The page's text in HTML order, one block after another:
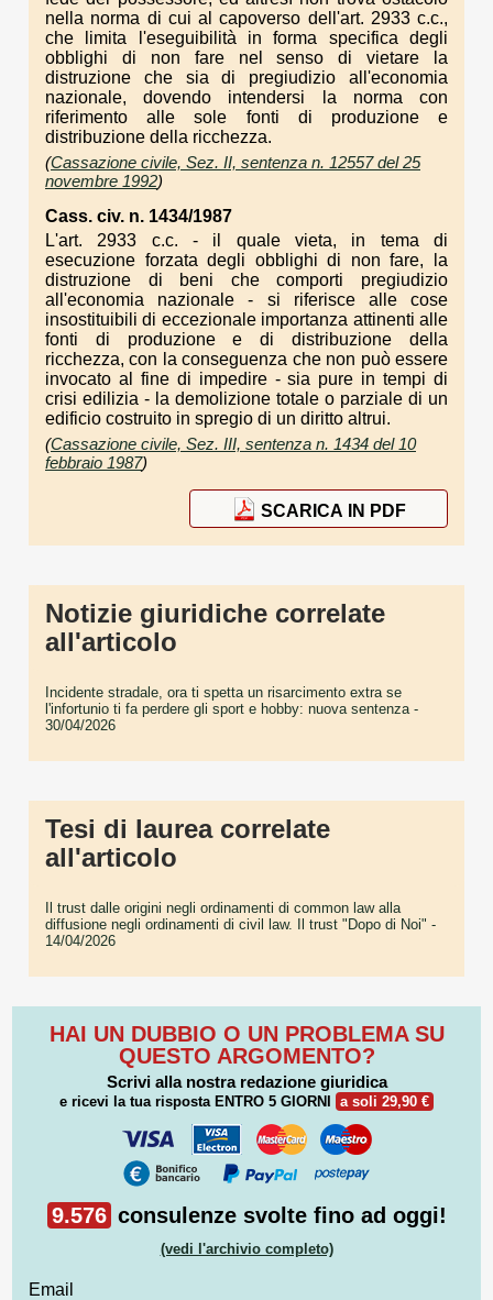
nella norma di cui al capoverso dell'art. 2933 c.c.,
che limita l'eseguibilità in forma specifica degli
obblighi di non fare nel senso di vietare la
distruzione che sia di pregiudizio all'economia
nazionale, dovendo intendersi la norma con
riferimento alle sole fonti di produzione e
distribuzione della ricchezza.
(Cassazione civile, Sez. II, sentenza n. 12557 del 25
novembre 1992)
Cass. civ. n. 1434/1987
L'art. 2933 c.c. - il quale vieta, in tema di
esecuzione forzata degli obblighi di non fare, la
distruzione di beni che comporti pregiudizio
all'economia nazionale - si riferisce alle cose
insostituibili di eccezionale importanza attinenti alle
fonti di produzione e di distribuzione della
ricchezza, con la conseguenza che non può essere
invocato al fine di impedire - sia pure in tempi di
crisi edilizia - la demolizione totale o parziale di un
edificio costruito in spregio di un diritto altrui.
(Cassazione civile, Sez. III, sentenza n. 1434 del 10
febbraio 1987)
SCARICA IN PDF
Notizie giuridiche correlate
all'articolo
Incidente stradale, ora ti spetta un risarcimento extra se
l'infortunio ti fa perdere gli sport e hobby: nuova sentenza-
30/04/2026
Tesi di laurea correlate
all'articolo
Il trust dalle origini negli ordinamenti di common law alla
diffusione negli ordinamenti di civil law. Il trust "Dopo di Noi" -
14/04/2026
HAI UN DUBBIO O UN PROBLEMA SU
QUESTO ARGOMENTO?
Scrivi alla nostra redazione giuridica
e ricevi la tua risposta ENTRO 5 GIORNI a soli 29,90 €
9.576 consulenze svolte fino ad oggi!
(vedi l'archivio completo)
Email